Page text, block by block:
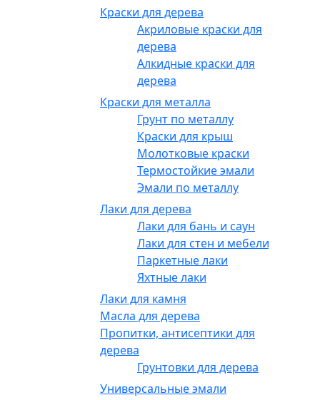
Краски для дерева
Акриловые краски для
дерева
Алкидные краски для
дерева
Краски для металла
Грунт по металлу
Краски для крыш
Молотковые краски
Термостойкие эмали
Эмали по металлу
Лаки для дерева
Лаки для бань и саун
Лаки для стен и мебели
Паркетные лаки
Яхтные лаки
Лаки для камня
Масла для дерева
Пропитки, антисептики для
дерева
Грунтовки для дерева
Универсальные эмали